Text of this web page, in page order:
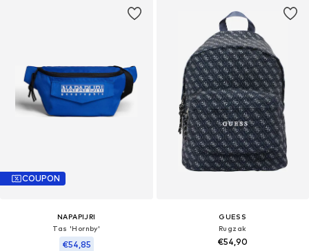
COUPON
NAPAPIJRI
Tas 'Hornby'
€54,85
GUESS
Rugzak
€54,90